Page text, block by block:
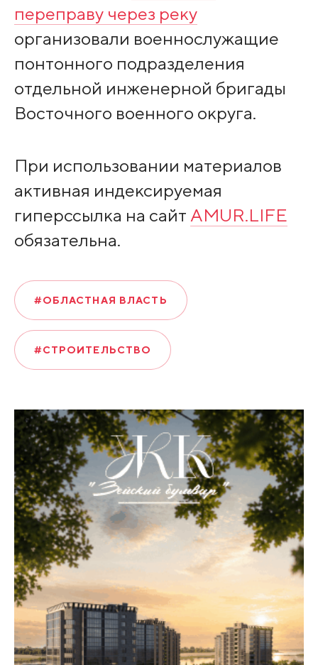
переправу через реку
организовали военнослужащие
понтонного подразделения
отдельной инженерной бригады
Восточного военного округа.
При использовании материалов
активная индексируемая
гиперссылка на сайт AMUR.LIFE
обязательна.
#ОБЛАСТНАЯ ВЛАСТЬ
#СТРОИТЕЛЬСТВО